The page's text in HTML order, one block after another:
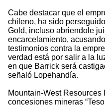
Cabe destacar que el
chileno, ha sido
Gold, incluso abriendole
encarcelamiento,
testimonios contra la
verdad está por salir a la
en que Barrick será
señaló Lopehandía.
Mountain-West Resources
concesiones mineras